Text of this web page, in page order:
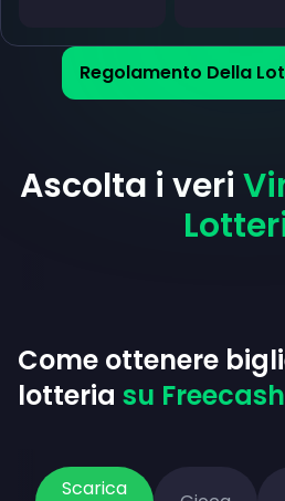
Regolamento Della
Ascolta i veri
Come ottenere
lotteria su Freecash
Scarica